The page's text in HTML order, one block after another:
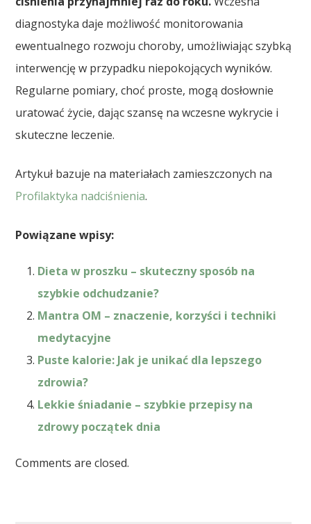
diagnostyka daje możliwość monitorowania
ewentualnego rozwoju choroby, umożliwiając szybką
interwencję w przypadku niepokojących wyników.
Regularne pomiary, choć proste, mogą dosłownie
uratować życie, dając szansę na wczesne wykrycie i
skuteczne leczenie.
Artykuł bazuje na materiałach zamieszczonych na
Profilaktyka nadciśnienia.
Powiązane wpisy:
Dieta w proszku – skuteczny sposób na
szybkie odchudzanie?
Mantra OM – znaczenie, korzyści i techniki
medytacyjne
Puste kalorie: Jak je unikać dla lepszego
zdrowia?
Lekkie śniadanie – szybkie przepisy na
zdrowy początek dnia
Comments are closed.